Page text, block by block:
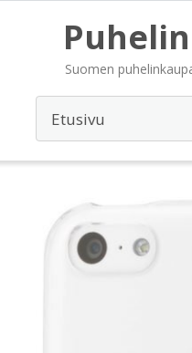
Suomen